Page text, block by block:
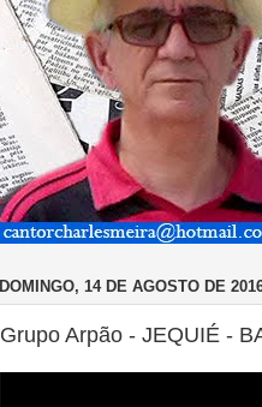
DOMINGO, 14 DE AGOSTO DE
Grupo Arpão - JEQUIÉ -